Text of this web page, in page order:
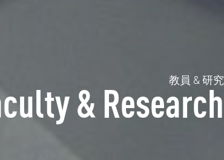
教員 & 研究
& Research